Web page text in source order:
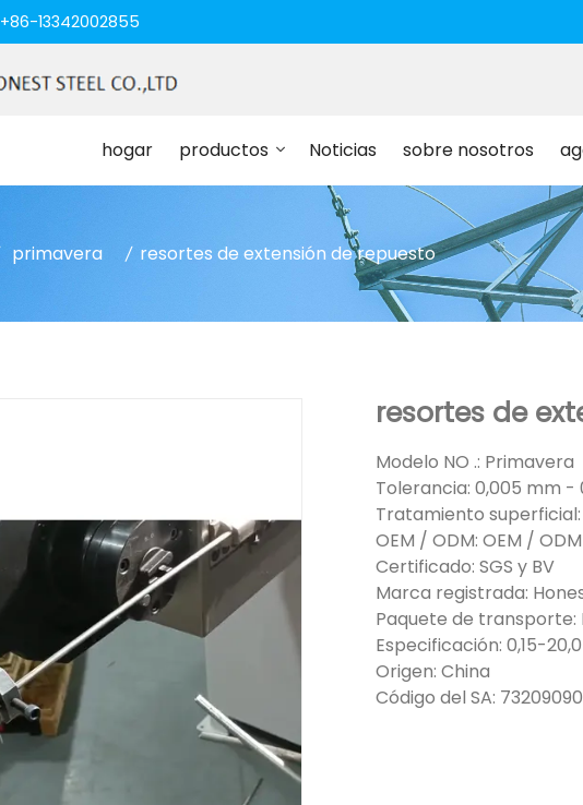
+86-13342002855
hogar productos Noticias sobre nosotros
primavera resortes de extensión de repuesto
resortes de
Modelo NO .: Primavera
Tolerancia: 0,005 mm -
Tratamiento
OEM / ODM: OEM /
Certificado: SGS y BV
Marca registrada:
Paquete de
Especificación: 0,15-
Origen: China
Código del SA: